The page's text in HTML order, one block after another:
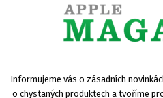
Informujeme vás o zásadních
o chystaných produktech a tvoříme